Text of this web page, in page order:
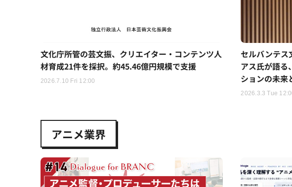
文化庁所管の芸文振、クリエイター・コンテンツ人
材育成21件を採択。約45.46億円規模で支援
2026.7.10 Fri 12:00
セルバンテス
アス氏が語る
ションの未来
2026.3.3 Tue
アニメ業界